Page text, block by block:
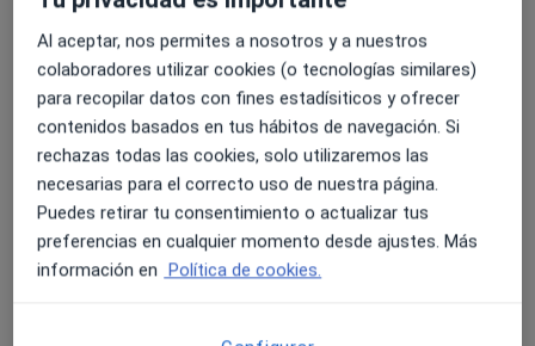
Extracción de cordal incluido
Detalles
Rinoplastia estética
Detalles
Reparación de fractura múltiple maxilofacial
Detalles
Reparación de fractura de mandíbula
Al aceptar, nos permites a nosotros y a nuestros
colaboradores utilizar cookies (o tecnologías similares)
para recopilar datos con fines estadísiticos y ofrecer
contenidos basados en tus hábitos de navegación. Si
rechazas todas las cookies, solo utilizaremos las
necesarias para el correcto uso de nuestra página.
Puedes retirar tu consentimiento o actualizar tus
preferencias en cualquier momento desde ajustes. Más
información en Política de cookies.